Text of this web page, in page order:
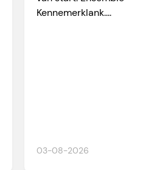
03-08-2026
Kennemerklank....